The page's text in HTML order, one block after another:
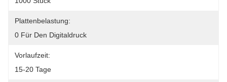
Plattenbelastung:
0 Für Den Digitaldruck
Vorlaufzeit:
15-20 Tage